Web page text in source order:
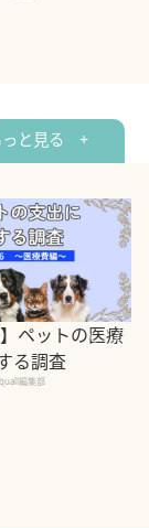
っと見る +
】ペットの医療
る調査
編集部